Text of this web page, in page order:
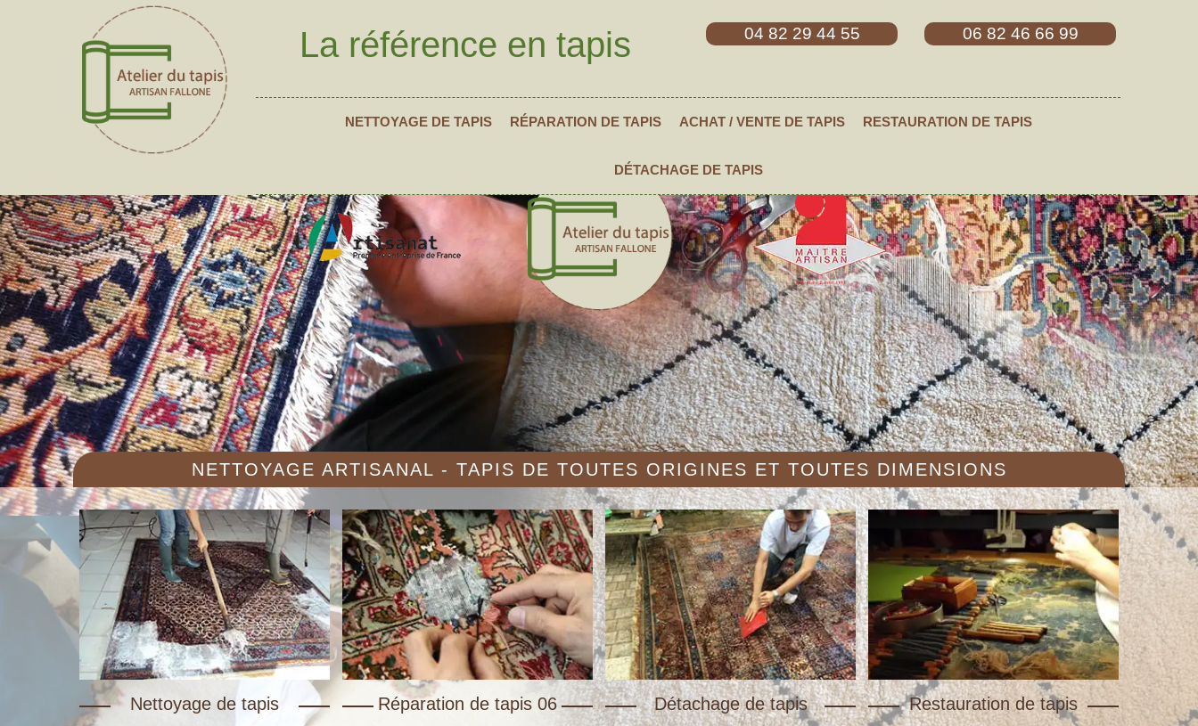
La référence en tapis 04 82 29 44 55 06 82 46 66 99
NETTOYAGE DE TAPIS RÉPARATION DE TAPIS ACHAT / VENTE DE TAPIS RESTAURATION DE TAPIS
DÉTACHAGE DE TAPIS
NETTOYAGE ARTISANAL - TAPIS DE TOUTES ORIGINES ET TOUTES DIMENSIONS
Nettoyage de tapis Réparation de tapis 06 Détachage de tapis Restauration de tapis